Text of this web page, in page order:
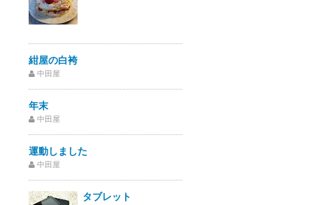
紺屋の白袴
中田屋
年末
中田屋
運動しました
中田屋
タブレット